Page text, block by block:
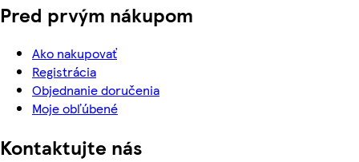
Pred prvým nákupom
Ako nakupovať
Registrácia
Objednanie doručenia
Moje obľúbené
Kontaktujte nás